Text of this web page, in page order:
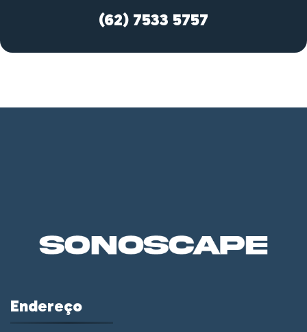
(62) 7533 5757
Endereço